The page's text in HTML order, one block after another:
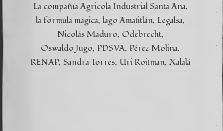
La compañía Agricola Industrial Santa Ana
la fórmula mágica lago Amatitlán Legalsa
Nicolás Maduro Odebrecht
Oswaldo Jugo PDSVA Pérez Molina
RENAP Sandra Torres Uri Roitman Xalalá